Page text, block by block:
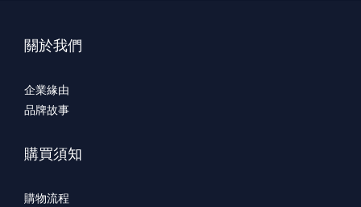
關於我們
企業緣由
品牌故事
購買須知
購物流程